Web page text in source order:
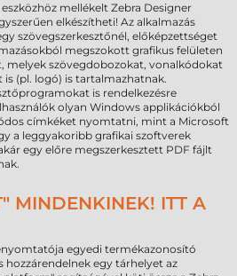
mellékelt Zebra Designer
elkészítheti! Az alkalmazás
szövegszerkesztőnél, előképzettséget
megszokott grafikus felületen
melyek szövegdobozokat, vonalkódokat
(pl. logó) is tartalmazhatnak.
is rendelkezésre
olyan Windows applikációkból
címkéket nyomtatni, mint a Microsoft
a leggyakoribb grafikai szoftverek
egy előre megszerkesztett PDF fájlt
MINDENKINEK! ITT A
egyedi termékazonosító
hozzárendelnek egy tárhelyet az